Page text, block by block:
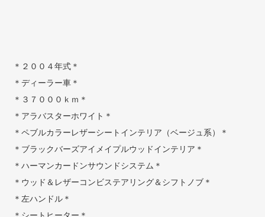
＊２００４年式＊
＊ディーラー車＊
＊３７０００ｋｍ＊
＊アラバスターホワイト＊
＊ペブルカラーレザーシートインテリア（ベージュ系）＊
＊ブラックバーズアイメイプルウッドインテリア＊
＊ハーマンカードンサウンドシステム＊
＊ウッド＆レザーコンビステアリング＆シフトノブ＊
＊左ハンドル＊